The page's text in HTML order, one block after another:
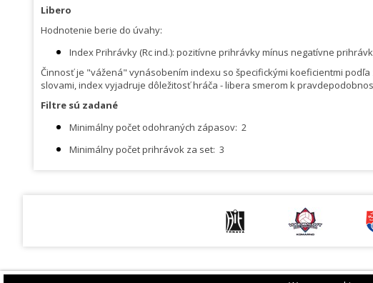
Libero
Hodnotenie berie do úvahy:
Index Prihrávky (Rc ind.): pozitívne prihrávky mínus negatívne
Činnosť je "vážená" vynásobením indexu so špecifickými koeficientmi
slovami, index vyjadruje dôležitosť hráča - libera smerom k
Filtre sú zadané
Minimálny počet odohraných zápasov: 2
Minimálny počet prihrávok za set: 3